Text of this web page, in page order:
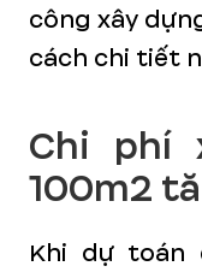
công xây
cách chi tiết
Chi phí
100m2
Khi dự toán